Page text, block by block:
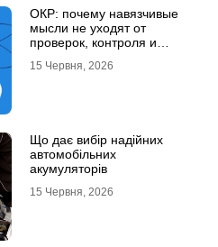
ОКР: почему навязчивые
мысли не уходят от
проверок, контроля и
15 Червня, 2026
Що дає вибір надійних
автомобільних
акумуляторів
15 Червня, 2026